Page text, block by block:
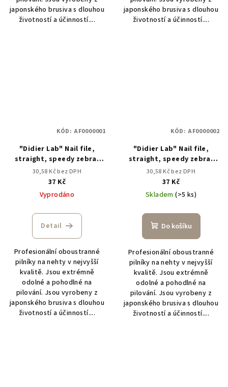
japonského brusiva s dlouhou
životností a účinností....
japonského brusiva s dlouhou
životností a účinností....
"Didier Lab" Nail file,
straight, speedy zebra,
100/100
30,58 Kč bez DPH
37 Kč
Vyprodáno
Detail
Profesionální oboustranné
pilníky na nehty v nejvyšší
kvalitě. Jsou extrémně
odolné a pohodlné na
pilování. Jsou vyrobeny z
japonského brusiva s dlouhou
životností a účinností....
KÓD: AF0000001
"Didier Lab" Nail file,
straight, speedy zebra,
100/180
30,58 Kč bez DPH
37 Kč
Skladem(>5 ks)
Do košíku
Profesionální oboustranné
pilníky na nehty v nejvyšší
kvalitě. Jsou extrémně
odolné a pohodlné na
pilování. Jsou vyrobeny z
japonského brusiva s dlouhou
životností a účinností....
KÓD: AF0000002